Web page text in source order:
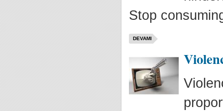
Stop
DEVAMI